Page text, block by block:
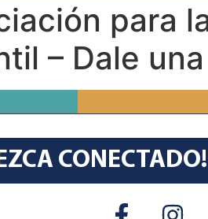
para
– Dale
CONECTADO!